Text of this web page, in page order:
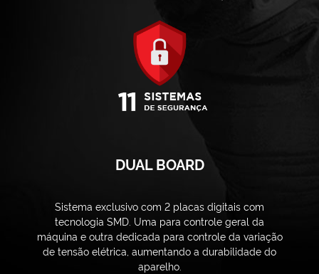
DUAL BOARD
Sistema exclusivo com 2 placas digitais com
tecnologia SMD. Uma para controle geral da
máquina e outra dedicada para controle da variação
de tensão elétrica, aumentando a durabilidade do
aparelho.